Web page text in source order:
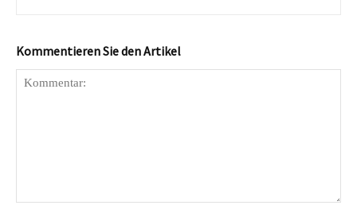
Kommentieren Sie den Artikel